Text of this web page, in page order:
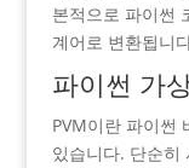
본적으로 파이썬
계어로 변환됩니
파이썬 가
PVM이란 파이썬
있습니다. 단순히